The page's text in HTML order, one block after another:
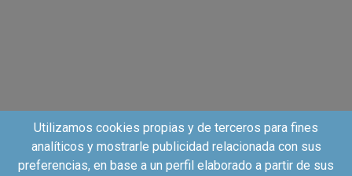
Utilizamos cookies propias y de terceros para fines
analíticos y mostrarle publicidad relacionada con sus
preferencias, en base a un perfil elaborado a partir de sus